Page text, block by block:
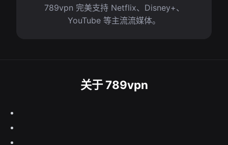
789vpn 完美支持 Netflix、Disney+、
YouTube 等主流流媒体。
关于 789vpn